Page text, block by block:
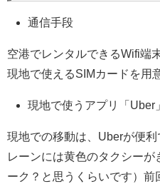
通信手段
空港でレンタルできるWifi端
現地で使えるSIMカードを用
現地で使うアプリ「Uber」
現地での移動は、Uberが便
レーンには黄色のタクシー
ーク？と思うくらいです）